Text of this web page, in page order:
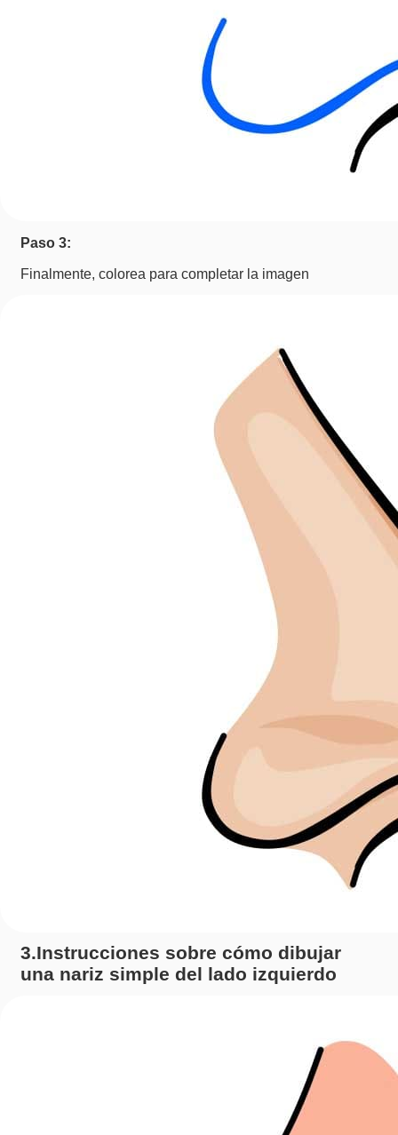
Paso 3:
Finalmente, colorea para completar la imagen
3.Instrucciones sobre cómo dibujar
una nariz simple del lado izquierdo